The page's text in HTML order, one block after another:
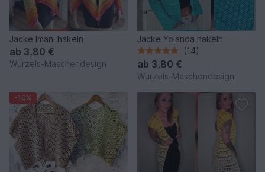
Jacke Imani häkeln
ab 3,80 €
Wurzels-Maschendesign
Jacke Yolanda häkeln
(14)
ab 3,80 €
Wurzels-Maschendesign
-10%